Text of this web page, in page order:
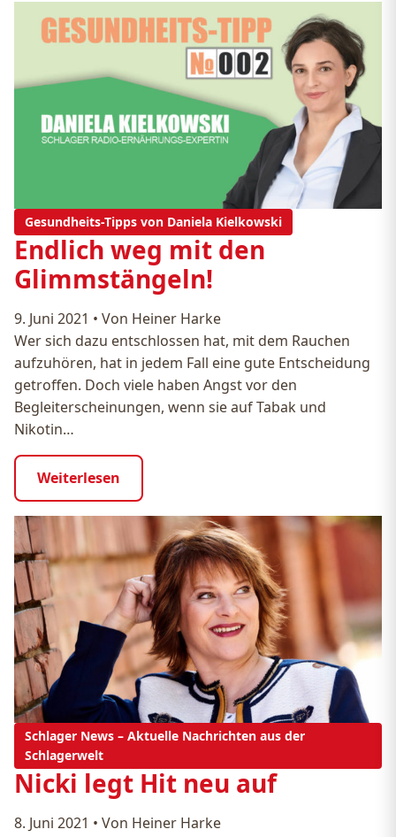
Gesundheits-Tipps von Daniela Kielkowski
Endlich weg mit den
Glimmstängeln!
9. Juni 2021 • Von Heiner Harke
Wer sich dazu entschlossen hat, mit dem Rauchen
aufzuhören, hat in jedem Fall eine gute Entscheidung
getroffen. Doch viele haben Angst vor den
Begleiterscheinungen, wenn sie auf Tabak und
Nikotin…
Weiterlesen
Schlager News – Aktuelle Nachrichten aus der
Schlagerwelt
Nicki legt Hit neu auf
8. Juni 2021 • Von Heiner Harke